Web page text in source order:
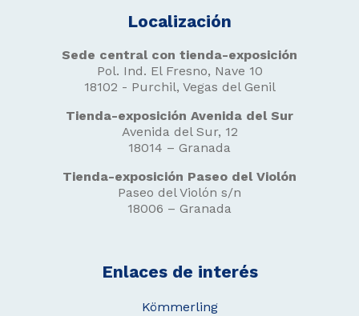
Localización
Sede central con tienda-exposición
Pol. Ind. El Fresno, Nave 10
18102 - Purchil, Vegas del Genil
Tienda-exposición Avenida del Sur
Avenida del Sur, 12
18014 – Granada
Tienda-exposición Paseo del Violón
Paseo del Violón s/n
18006 – Granada
Enlaces de interés
Kömmerling